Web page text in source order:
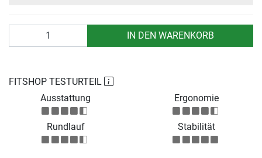
IN DEN WARENKORB
FITSHOP TESTURTEIL
Ausstattung
Ergonomie
Rundlauf Stabilität